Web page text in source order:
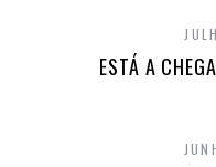
ESTÁ A